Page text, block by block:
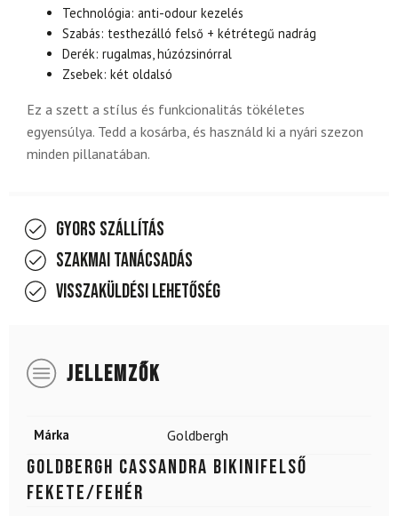
Technológia: anti-odour kezelés
Szabás: testhezálló felső + kétrétegű nadrág
Derék: rugalmas, húzózsinórral
Zsebek: két oldalsó
Ez a szett a stílus és funkcionalitás tökéletes
egyensúlya. Tedd a kosárba, és használd ki a nyári szezon
minden pillanatában.
Gyors szállítás
Szakmai tanácsadás
Visszaküldési lehetőség
JELLEMZŐK
Márka Goldbergh
GOLDBERGH Cassandra Bikinifelső
Fekete/Fehér